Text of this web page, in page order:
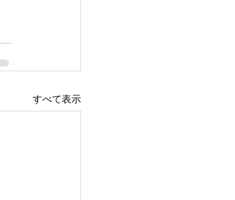
すべて表示